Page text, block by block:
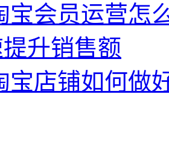
宝会员运营怎
升销售额
宝店铺如何做